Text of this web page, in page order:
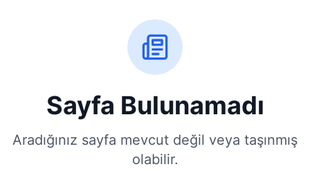
Sayfa Bulunamadı
Aradığınız sayfa mevcut değil veya taşınmış
olabilir.